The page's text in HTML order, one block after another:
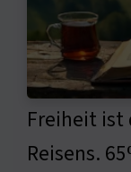
Freiheit ist
Reisens.